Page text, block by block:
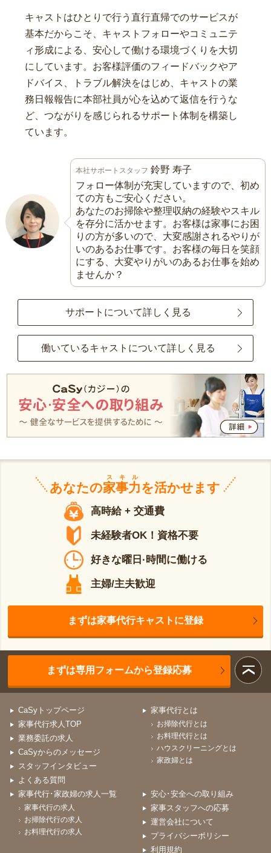
キャストはひとりで行う直行直帰でのサービスが
基本だからこそ、キャストフォローやコミュニテ
ィ形成による、安心して働ける環境づくりを大切
にしています。お客様評価のフィードバックやア
ドバイス、トラブル解決をはじめ、キャストの業
務日報報告に本部社員が心を込めて返信を行うな
ど、つながりを感じられるサポート体制を構築し
ています。
本社サポートスタッフ 鈴野 寿子
フォロー体制が充実していますので、初め
ての方もご安心ください。
あなたのお掃除や整理収納の経験やスキル
を存分に活かせます。お客様は家事にお困
りの方が多いので、大変感謝されるやりが
いのあるお仕事です。お客様の毎日を笑顔
にする、大変やりがいのあるお仕事を始め
ませんか？
サポートについて詳しく見る
働いているキャストについて詳しく見る
あなたの家事力
スキル
を活かせます
高時給 + 交通費
未経験者OK！資格不要
好きな曜日·時間に働ける
主婦/主夫歓迎
まずは家事代行キャストに登録
まずは専用フォームから登録応募
CaSyトップページ
家事代行求人TOP
業務委託の求人
CaSyからのメッセージ
スタッフインタビュー
よくある質問
家事代行とは
お掃除代行とは
お料理代行とは
ハウスクリーニングとは
家政婦とは
家事代行･家政婦の求人一覧
家事代行の求人
お掃除代行の求人
お料理代行の求人
安心･安全への取り組み
家事スタッフへの応募
運営会社について
プライバシーポリシー
利用規約